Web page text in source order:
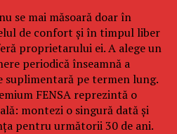
se mai măsoară doar în
de confort și în timpul liber
proprietarului ei. A alege un
periodică înseamnă a
suplimentară pe termen lung.
FENSA reprezintă o
montezi o singură dată și
pentru următorii 30 de ani.